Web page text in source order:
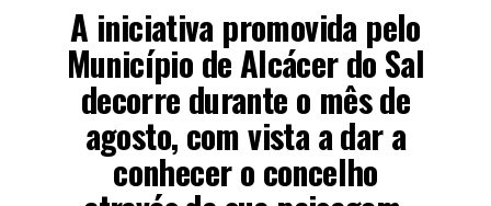
A iniciativa promovida pelo
Município de Alcácer do Sal
decorre durante o mês de
agosto, com vista a dar a
conhecer o concelho